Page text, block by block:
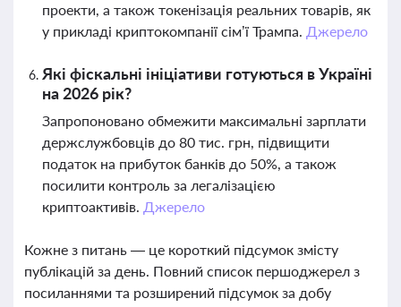
проекти, а також токенізація реальних товарів, як
у прикладі криптокомпанії сім’ї Трампа. Джерело
Які фіскальні ініціативи готуються в Україні
на 2026 рік?
Запропоновано обмежити максимальні зарплати
держслужбовців до 80 тис. грн, підвищити
податок на прибуток банків до 50%, а також
посилити контроль за легалізацією
криптоактивів. Джерело
Кожне з питань — це короткий підсумок змісту
публікацій за день. Повний список першоджерел з
посиланнями та розширений підсумок за добу